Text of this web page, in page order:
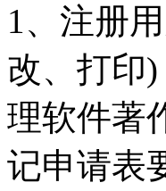
1、注册
改、打印
理软件著
记申请表